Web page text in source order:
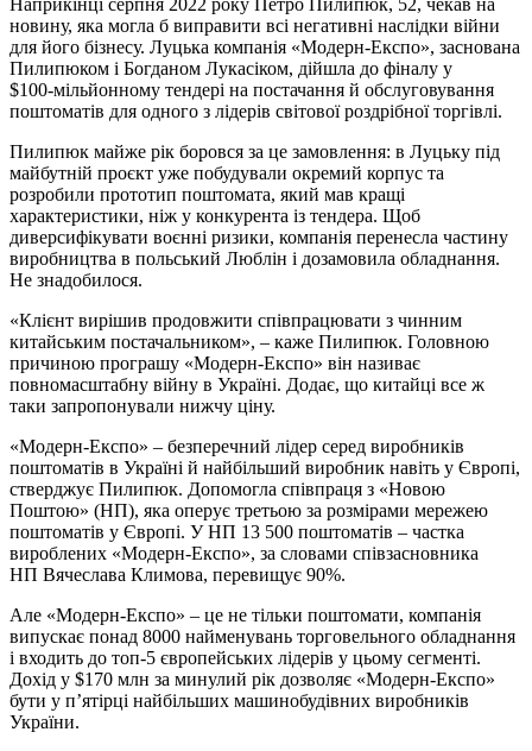
Наприкінці серпня 2022 року Петро Пилипюк, 52, чекав на
новину, яка могла б виправити всі негативні наслідки війни
для його бізнесу. Луцька компанія «Модерн‑Експо», заснована
Пилипюком і Богданом Лукасіком, дійшла до фіналу у
$100‑мільйонному тендері на постачання й обслуговування
поштоматів для одного з лідерів світової роздрібноїторгівлі.
Пилипюк майже рік боровся за це замовлення: в Луцьку під
майбутній проєкт уже побудували окремий корпус та
розробили прототип поштомата, який мав кращі
характеристики, ніж у конкурента із тендера. Щоб
диверсифікувати воєнні ризики, компанія перенесла частину
виробництва в польський Люблін і дозамовила обладнання.
Не знадобилося.
«Клієнт вирішив продовжити співпрацювати з чинним
китайським постачальником», – каже Пилипюк. Головною
причиною програшу «Модерн‑Експо» він називає
повномасштабну війну в Україні. Додає, що китайці все ж
таки запропонували нижчу ціну.
«Модерн‑Експо» – безперечний лідер серед виробників
поштоматів в Україні й найбільший виробник навіть у Європі,
стверджує Пилипюк. Допомогла співпраця з «Новою
Поштою» (НП), яка оперує третьою за розмірами мережею
поштоматів у Європі. У НП 13 500 поштоматів – частка
вироблених «Модерн‑Експо», за словами співзасновника
НП Вячеслава Климова, перевищує 90%.
Але «Модерн‑Експо» – це не тільки поштомати, компанія
випускає понад 8000 найменувань торговельного обладнання
і входить до топ-5 європейських лідерів у цьому сегменті.
Дохід у $170 млн за минулий рік дозволяє «Модерн‑Експо»
бути у п’ятірці найбільших машинобудівних виробників
України.